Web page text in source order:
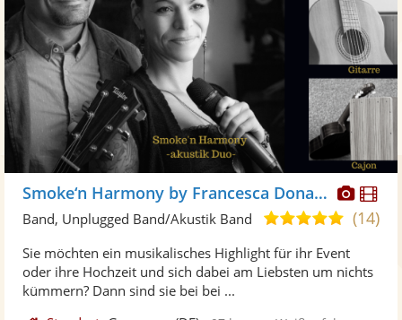
Smoke‘n Harmony by Francesca Donato
5,0
5
(14)
Band, Unplugged Band/Akustik Band
Sie möchten ein musikalisches Highlight für ihr Event
oder ihre Hochzeit und sich dabei am Liebsten um nichts
kümmern? Dann sind sie bei bei ...